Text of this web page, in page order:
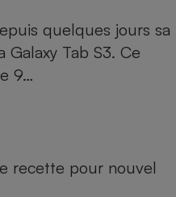
quelques jours sa
Tab S3. Ce
9…
recette pour nouvel